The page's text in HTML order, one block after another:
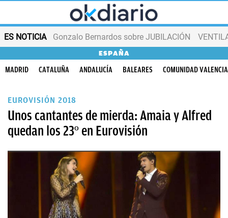
ES NOTICIA Gonzalo Bernardos sobre JUBILACIÓN
ESPAÑA
MADRID CATALUÑA ANDALUCÍA BALEARES COMUNIDAD
EUROVISIÓN 2018
Unos cantantes de mierda: Amaia y Alfred
quedan los 23º en Eurovisión